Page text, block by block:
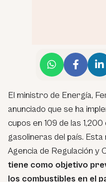
El ministro de Energía,
anunciado que se ha
cupos en 109 de las
gasolineras del país.
Agencia de Regulación y
tiene como objetivo
los combustibles en el